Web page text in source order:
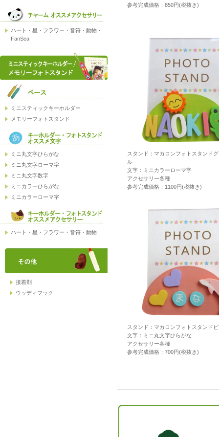
参考完成価格：850円(税抜き)
スタンド：マカロンフォトスタンド
ル
文字：ミニカラーローマ字
アクセサリー各種
参考完成価格：1100円(税抜き)
スタンド：マカロンフォトスタンド
文字：ミニ丸文字ひらがな
アクセサリー各種
参考完成価格：700円(税抜き)